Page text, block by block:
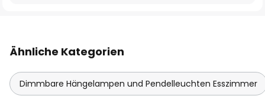
Ähnliche Kategorien
Dimmbare Hängelampen und Pendelleuchten Esszimmer